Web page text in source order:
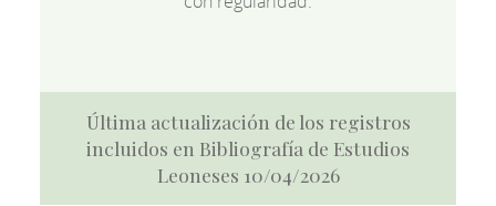
Última actualización de los registros
incluidos en Bibliografía de Estudios
Leoneses 10/04/2026